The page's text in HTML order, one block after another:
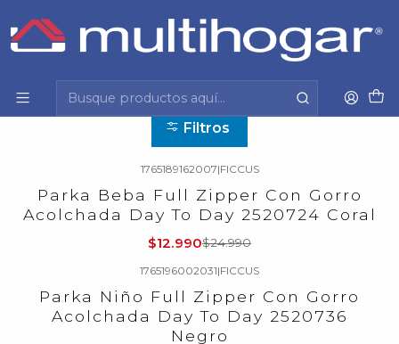
Inicio
Infantil
Filtros
1765189162007|FICCUS
Parka Beba Full Zipper Con Gorro
Acolchada Day To Day 2520724 Coral
$12.990$24.990
1765196002031|FICCUS
Parka Niño Full Zipper Con Gorro
Acolchada Day To Day 2520736
Negro